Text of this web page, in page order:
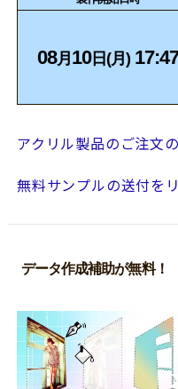
08月 10日(月)17:47
アクリル製品のご注文
無料サンプルの送付を
データ作成補助が無料！